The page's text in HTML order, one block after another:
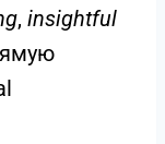
, insightful